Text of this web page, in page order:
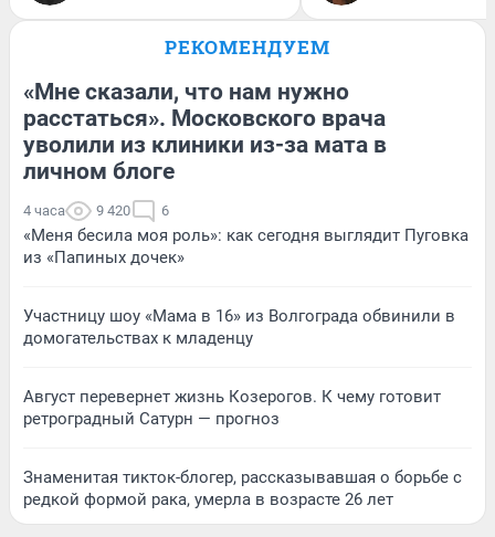
РЕКОМЕНДУЕМ
«Мне сказали, что нам нужно
расстаться». Московского врача
уволили из клиники из-за мата в
личном блоге
4 часа 9 420 6
«Меня бесила моя роль»: как сегодня выглядит Пуговка
из «Папиных дочек»
Участницу шоу «Мама в 16» из Волгограда обвинили в
домогательствах к младенцу
Август перевернет жизнь Козерогов. К чему готовит
ретроградный Сатурн — прогноз
Знаменитая тикток-блогер, рассказывавшая о борьбе с
редкой формой рака, умерла в возрасте 26 лет